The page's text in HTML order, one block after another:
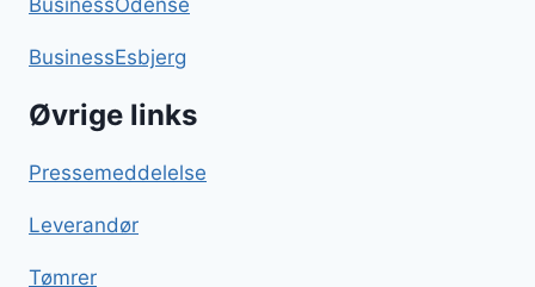
BusinessOdense
BusinessEsbjerg
Øvrige links
Pressemeddelelse
Leverandør
Tømrer